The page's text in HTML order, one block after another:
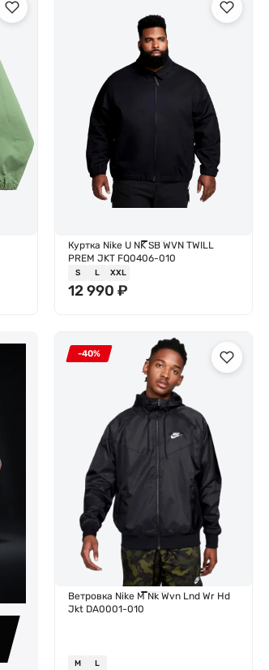
Куртка Nike U NK SB WVN TWILL
PREM JKT FQ0406-010
S L XXL
12 990₽
-40%
Ветровка Nike M Nk Wvn Lnd Wr Hd
Jkt DA0001-010
M L